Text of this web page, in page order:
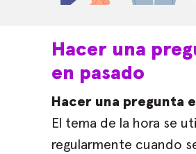
Hacer una
en pasado
Hacer una pregunta
El tema de la hora se
regularmente cuando